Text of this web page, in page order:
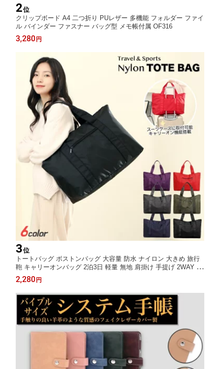
2位
クリップボード A4 二つ折り PUレザー 多機能 フォルダー ファイ
ル バインダー ファスナー バッグ型 メモ帳付属 OF316
3,280円
3位
トートバッグ ボストンバッグ 大容量 防水 ナイロン 大きめ 旅行
鞄 キャリーオンバッグ 2泊3日 軽量 無地 肩掛け 手提げ 2WAY S
H314
2,280円